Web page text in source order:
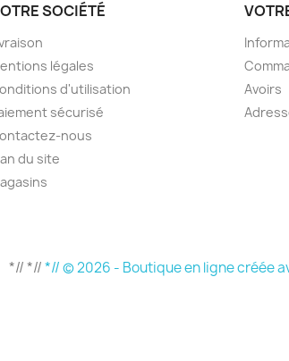
SOCIÉTÉ
légales
d'utilisation
sécurisé
nous
du site
Avoirs
*// *//*// © 2026 - Boutique en ligne créée